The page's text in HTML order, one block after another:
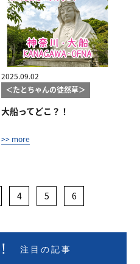
2025.09.02
＜たとちゃんの徒然草＞
大船ってどこ？！
>> more
4 5 6
注目の記事